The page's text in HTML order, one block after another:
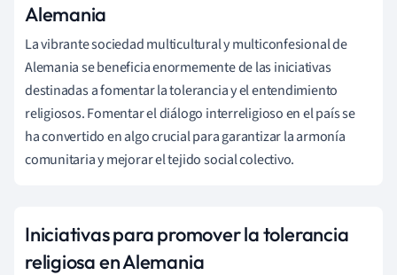
Alemania
La vibrante sociedad multicultural y multiconfesional de
Alemania se beneficia enormemente de las iniciativas
destinadas a fomentar la tolerancia y el entendimiento
religiosos. Fomentar el diálogo interreligioso en el país se
ha convertido en algo crucial para garantizar la armonía
comunitaria y mejorar el tejido social colectivo.
Iniciativas para promover la tolerancia
religiosa en Alemania